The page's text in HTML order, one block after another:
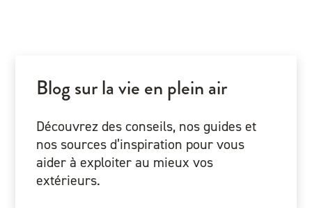
Blog sur la vie en plein air
Découvrez des conseils, nos guides et
nos sources d’inspiration pour vous
aider à exploiter au mieux vos
extérieurs.